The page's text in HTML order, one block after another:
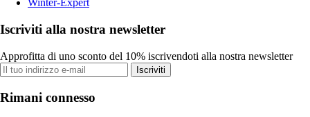
Winter-Expert
Iscriviti alla nostra newsletter
Approfitta di uno sconto del 10% iscrivendoti alla nostra newsletter
Iscriviti
Rimani connesso